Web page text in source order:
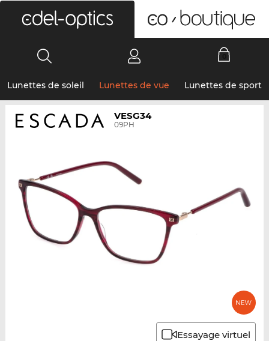
Lunettes de soleil Lunettes de vue Lunettes de sport
VESG34
09PH
Essayage virtuel